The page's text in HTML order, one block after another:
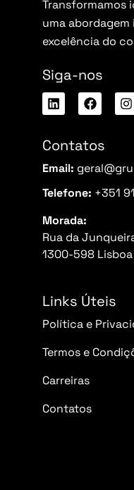
Transformamos
uma
excelência do
Siga-nos
Contatos
Email:
Telefone: +351
Morada:
Rua da
1300-598 Lisboa
Links Úteis
Política e
Termos e
Carreiras
Contatos